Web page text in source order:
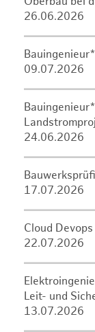
26.06.2026
09.07.2026
24.06.2026
17.07.2026
Cloud
22.07.2026
Leit- und
13.07.2026